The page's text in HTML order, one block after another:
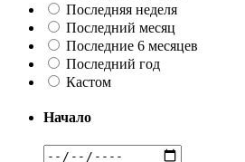
Последняя неделя
Последний месяц
Последние 6 месяцев
Последний год
Кастом
Начало